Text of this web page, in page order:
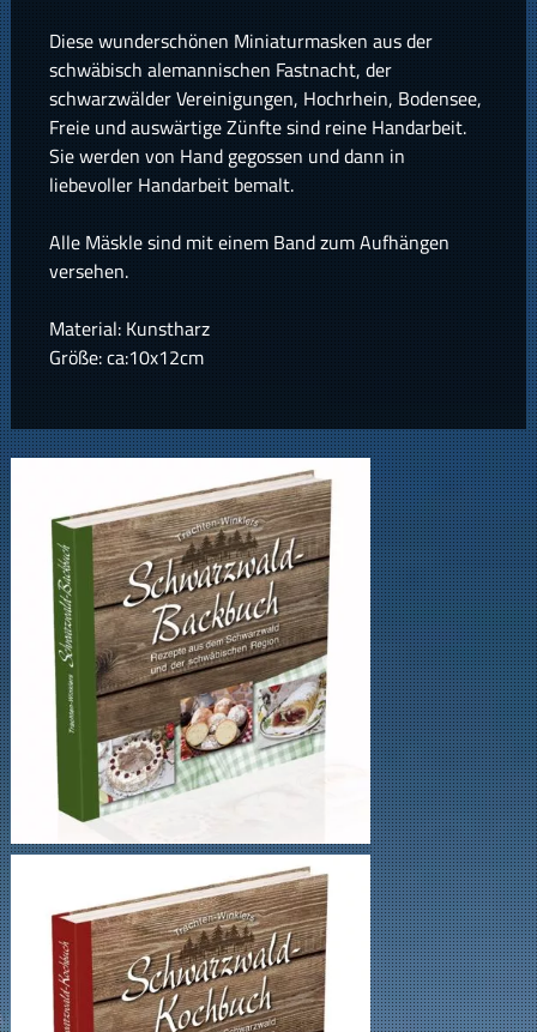
Diese wunderschönen Miniaturmasken aus der
schwäbisch alemannischen Fastnacht, der
schwarzwälder Vereinigungen, Hochrhein, Bodensee,
Freie und auswärtige Zünfte sind reine Handarbeit.
Sie werden von Hand gegossen und dann in
liebevoller Handarbeit bemalt.
Alle Mäskle sind mit einem Band zum Aufhängen
versehen.
Material: Kunstharz
Größe: ca:10x12cm